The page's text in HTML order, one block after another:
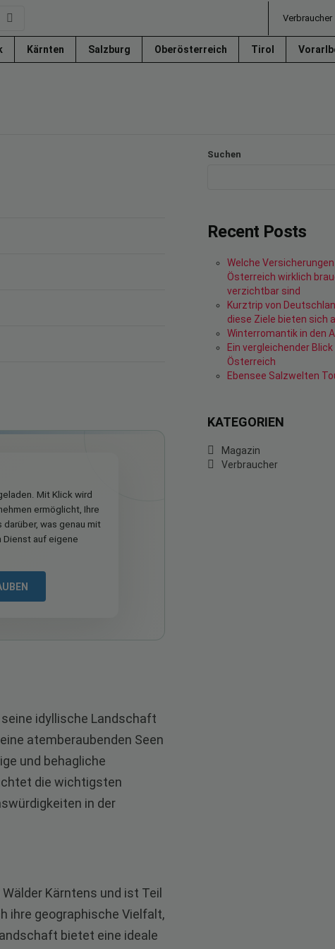
Verbraucher
Kärnten Salzburg Oberösterreich Tirol
Mit Klick wird
ermöglicht, Ihre
was genau mit
Dienst auf eigene
idyllische Landschaft
atemberaubenden Seen
und behagliche
die wichtigsten
in der
Kärntens und ist Teil
ihre geographische Vielfalt,
bietet eine ideale
Suchen
Recent Posts
Welche
Österreich wirklich
verzichtbar sind
Kurztrip von
diese Ziele bieten sich
Winterromantik in den
Ein vergleichender
Österreich
Ebensee Salzwelten
KATEGORIEN
Magazin
Verbraucher